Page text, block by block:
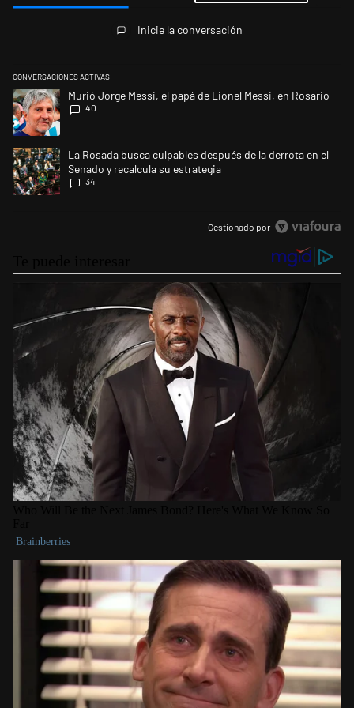
Inicie la conversación
CONVERSACIONES ACTIVAS
Este listado muestra los artículos con más comentarios en los últimos
Un artículo de tendencia con el título "Murió Jorge Messi, el papá de
Murió Jorge Messi, el papá de Lionel Messi, en Rosario
40
Un artículo de tendencia con el título "La Rosada busca culpables
La Rosada busca culpables después de la derrota en el
Senado y recalcula su estrategia
34
Gestionado por